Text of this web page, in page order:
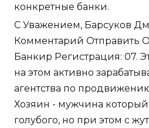
конкретные банки.
С Уважением, Барсуков
Комментарий Отправить
Банкир Регистрация: 07.
на этом активно
агентства по
Хозяин - мужчина
голубого, но при этом с